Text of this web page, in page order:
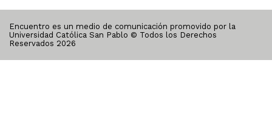
Encuentro es un medio de comunicación promovido por la
Universidad Católica San Pablo © Todos los Derechos
Reservados 2026